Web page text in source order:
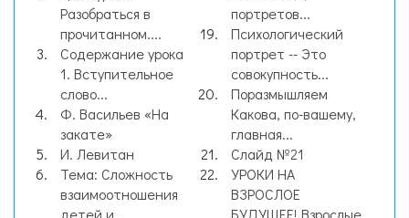
Разобраться в
прочитанном....
Содержание урока
1. Вступительное
слово...
Ф. Васильев «На
закате»
И. Левитан
Тема: Сложность
взаимоотношения
детей и...
портретов...
Психологический
портрет -- Это
совокупность...
Поразмышляем
Какова, по-вашему,
главная...
Слайд №21
УРОКИ НА
ВЗРОСЛОЕ
БУДУЩЕЕ! Взрослые